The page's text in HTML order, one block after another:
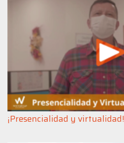
¡Presencialidad y virtualidad!